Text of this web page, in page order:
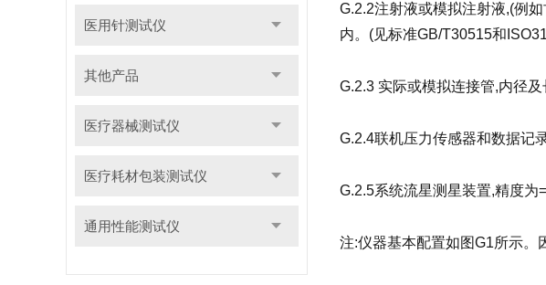
医用针测试仪
其他产品
医疗器械测试仪
医疗耗材包装测试仪
通用性能测试仪
G.2.2注射液或模拟注射液,(例
内。(见标准GB/T30515和
G.2.3 实际或模拟连接管,内径及
G.2.4联机压力传感器和数据记
G.2.5系统流星测星装置,精度为
注:仪器基本配置如图G1所示。